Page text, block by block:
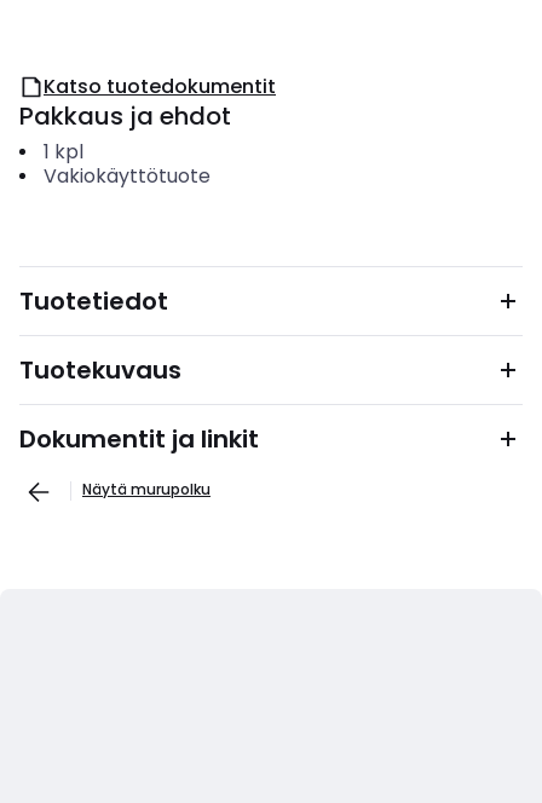
Katso tuotedokumentit
Pakkaus ja ehdot
1 kpl
Vakiokäyttötuote
Tuotetiedot
Tuotekuvaus
Dokumentit ja linkit
Näytä murupolku